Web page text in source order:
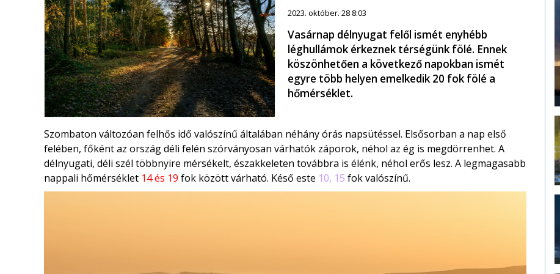
2023. október. 28 8:03
Vasárnap délnyugat felől ismét enyhébb
léghullámok érkeznek térségünk fölé. Ennek
köszönhetően a következő napokban ismét
egyre több helyen emelkedik 20 fok fölé a
hőmérséklet.
Szombaton változóan felhős idő valószínű általában néhány órás napsütéssel. Elsősorban a nap első
felében, főként az ország déli felén szórványosan várhatók záporok, néhol az ég is megdörrenhet. A
délnyugati, déli szél többnyire mérsékelt, északkeleten továbbra is élénk, néhol erős lesz. A legmagasabb
nappali hőmérséklet 14 és 19 fok között várható. Késő este 10, 15 fok valószínű.